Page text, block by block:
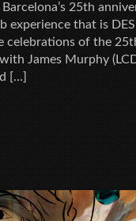
25th
experience that is
celebrations of the
James Murphy
[…]